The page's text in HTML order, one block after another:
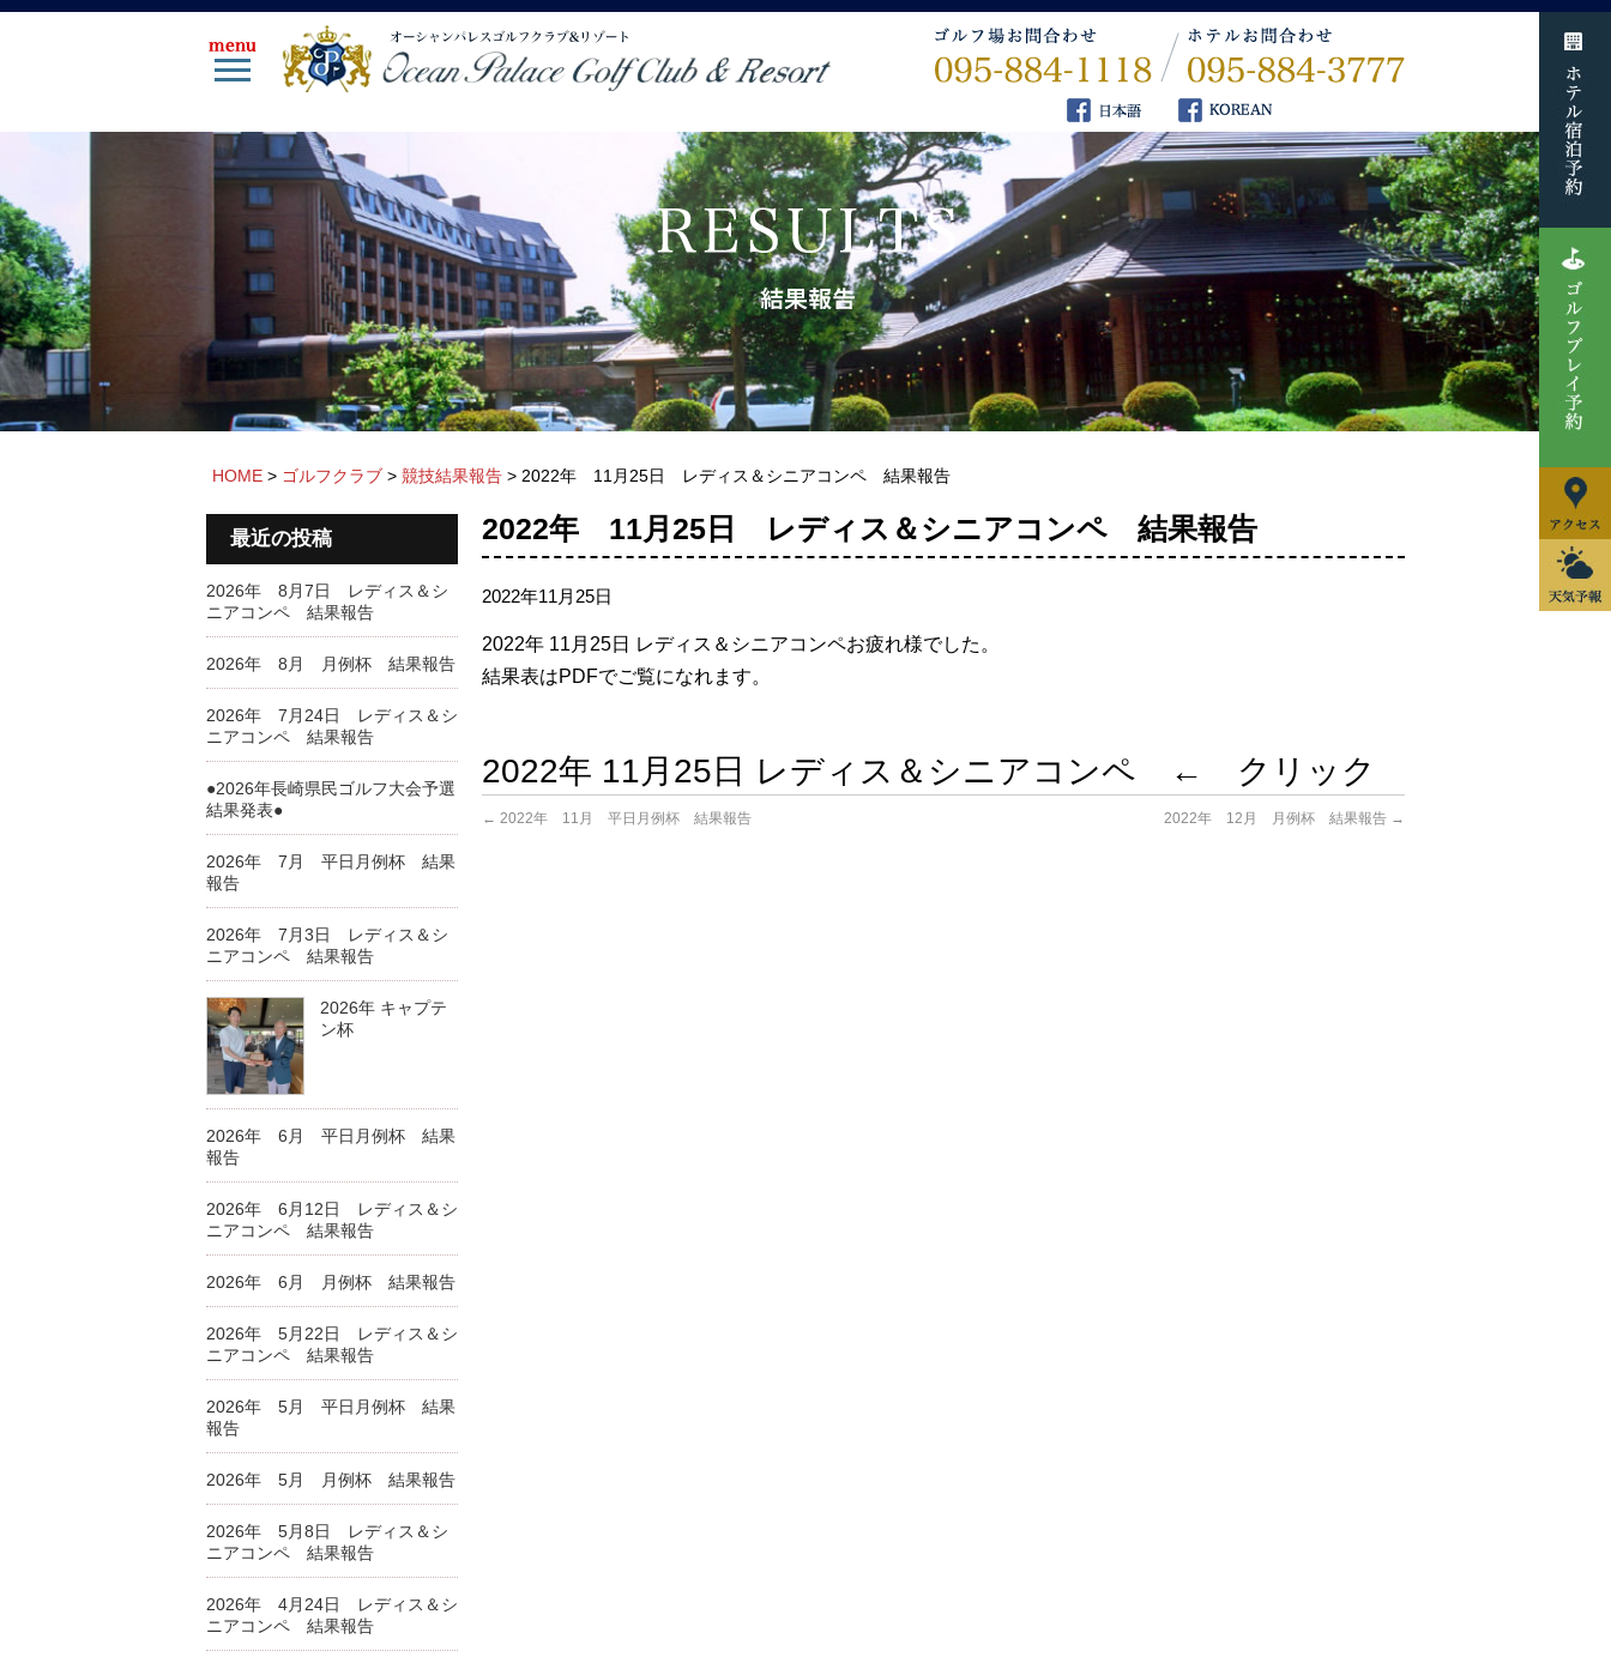
HOME > ゴルフクラブ > 競技結果報告 > 2022年 11月25日 レディス＆シニアコンペ 結果報告
2022年 11月25日 レディス＆シニアコンペ 結果報告
2022年11月25日
2022年 11月25日 レディス＆シニアコンペお疲れ様でした。
結果表はPDFでご覧になれます。
2022年 11月25日 レディス＆シニアコンペ ← クリック
← 2022年 11月 平日月例杯 結果報告 2022年 12月 月例杯 結果報告 →
最近の投稿
2026年 8月7日 レディス＆シ
ニアコンペ 結果報告
2026年 8月 月例杯 結果報告
2026年 7月24日 レディス＆シ
ニアコンペ 結果報告
●2026年長崎県民ゴルフ大会予選
結果発表●
2026年 7月 平日月例杯 結果
報告
2026年 7月3日 レディス＆シ
ニアコンペ 結果報告
2026年 キャプテ
ン杯
2026年 6月 平日月例杯 結果
報告
2026年 6月12日 レディス＆シ
ニアコンペ 結果報告
2026年 6月 月例杯 結果報告
2026年 5月22日 レディス＆シ
ニアコンペ 結果報告
2026年 5月 平日月例杯 結果
報告
2026年 5月 月例杯 結果報告
2026年 5月8日 レディス＆シ
ニアコンペ 結果報告
2026年 4月24日 レディス＆シ
ニアコンペ 結果報告